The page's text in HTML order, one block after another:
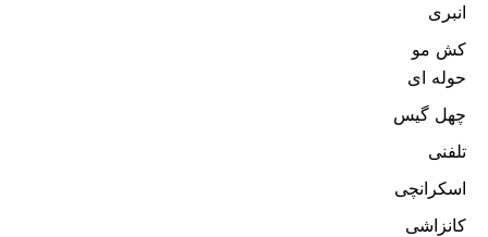
انبری
کش مو
حوله ای
چهل گیس
تلفنی
اسکرانچی
کانزاشی